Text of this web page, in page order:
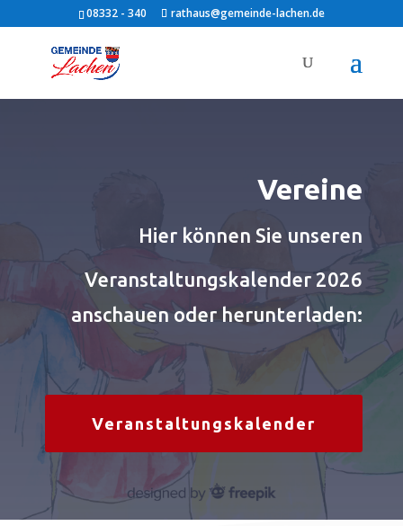
08332 - 340 rathaus@gemeinde-lachen.de
Vereine
Hier können Sie unseren
Veranstaltungskalender 2026
anschauen oder herunterladen:
Veranstaltungskalender